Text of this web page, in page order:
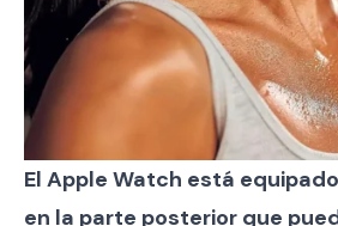
El Apple Watch está
en la parte posterior que